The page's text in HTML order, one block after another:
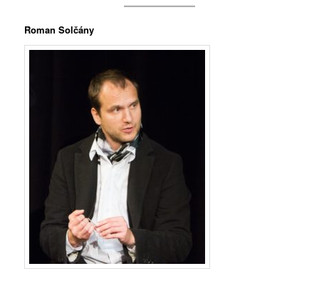
Roman Solčány